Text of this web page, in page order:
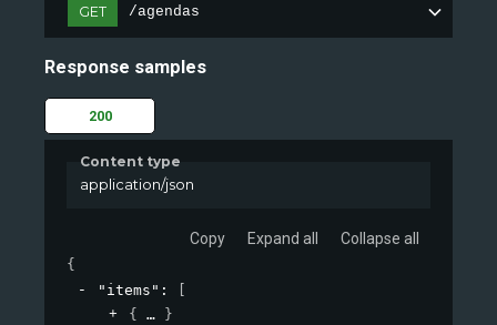
GET /agendas
Response samples
200
Content type
application/json
Copy Expand all Collapse all
{
"items" :
{
}